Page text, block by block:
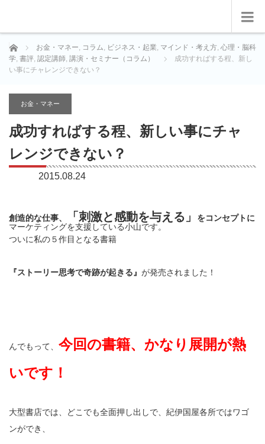
ホーム お金・マネー, コラム, ビジネス・起業, マインド・考え方, 心理・脳科
学, 書評, 認定講師, 講演・セミナー（コラム）
成功すればする程、新し
い事にチャレンジできない？
お金・マネー
成功すればする程、新しい事にチャ
レンジできない？
2015.08.24
創造的な仕事、 「刺激と感動を与える」
をコンセプトに
マーケティングを支援している小山です。
ついに私の５作目となる書籍
『ストーリー思考で奇跡が起きる』 が発売されました！
んでもって、 今回の書籍、かなり展開が熱
いです！
大型書店では、どこでも全面押し出しで、紀伊国屋各所ではワゴ
ンができ、